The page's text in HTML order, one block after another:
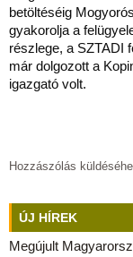
betöltéséig
gyakorolja a
részlege, a SZTADI
már dolgozott a
igazgató volt.
Hozzászólás
ÚJ HÍREK
Megújult